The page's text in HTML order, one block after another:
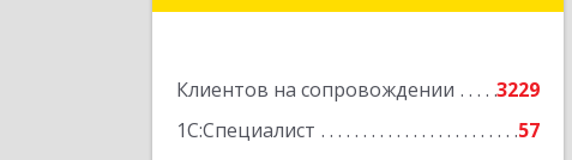
Клиентов на сопровождении
3229
1С:Специалист
57
Подробнее